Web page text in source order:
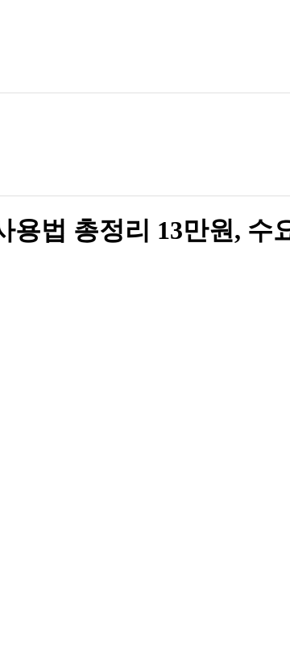
용법 총정리 13만원, 수